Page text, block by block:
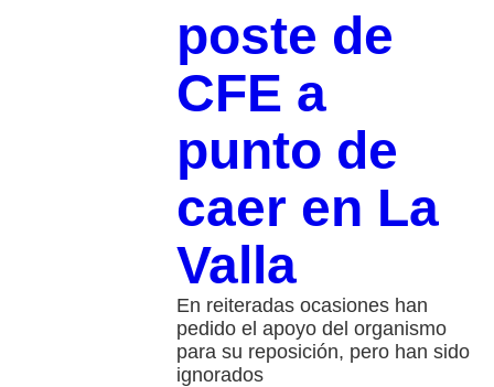
poste de
CFE a
punto de
caer en La
Valla
En reiteradas ocasiones han
pedido el apoyo del organismo
para su reposición, pero han sido
ignorados